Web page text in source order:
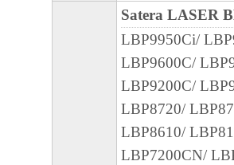
(2) お客様は、上記(1)に
するためのバックアッ
部、複製することができ
(3) 上記(1)および(2)に
ヤノンのライセンサー
と黙示たるとを問わず
るいは許諾されるもの
Satera LASER
LBP9950Ci/
LBP9600C/
LBP9200C/
LBP8720/
LBP8610/
LBP7200CN/